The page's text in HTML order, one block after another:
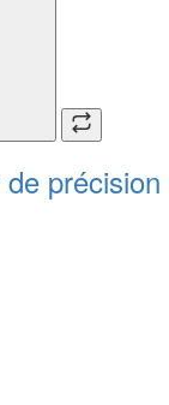
précision